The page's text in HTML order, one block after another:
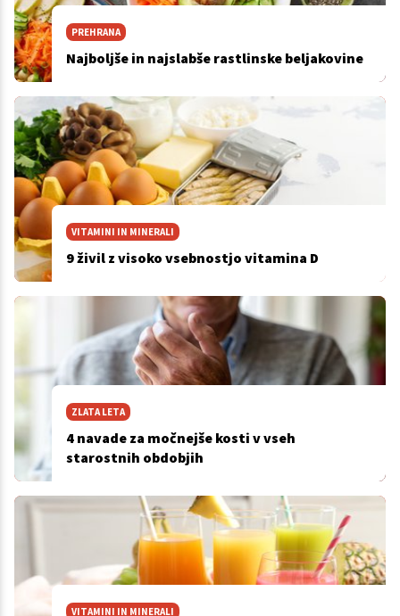
PREHRANA
Najboljše in najslabše rastlinske beljakovine
VITAMINI IN MINERALI
9 živil z visoko vsebnostjo vitamina D
ZLATA LETA
4 navade za močnejše kosti v vseh
starostnih obdobjih
VITAMINI IN MINERALI